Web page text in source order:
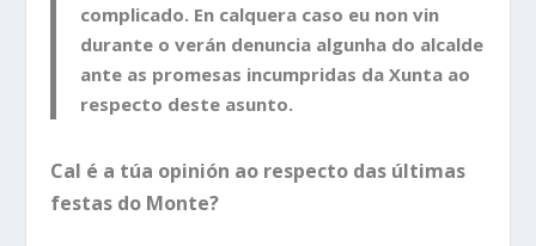
complicado. En calquera caso eu non vin
durante o verán denuncia algunha do alcalde
ante as promesas incumpridas da Xunta ao
respecto deste asunto.
Cal é a túa opinión ao respecto das últimas
festas do Monte?